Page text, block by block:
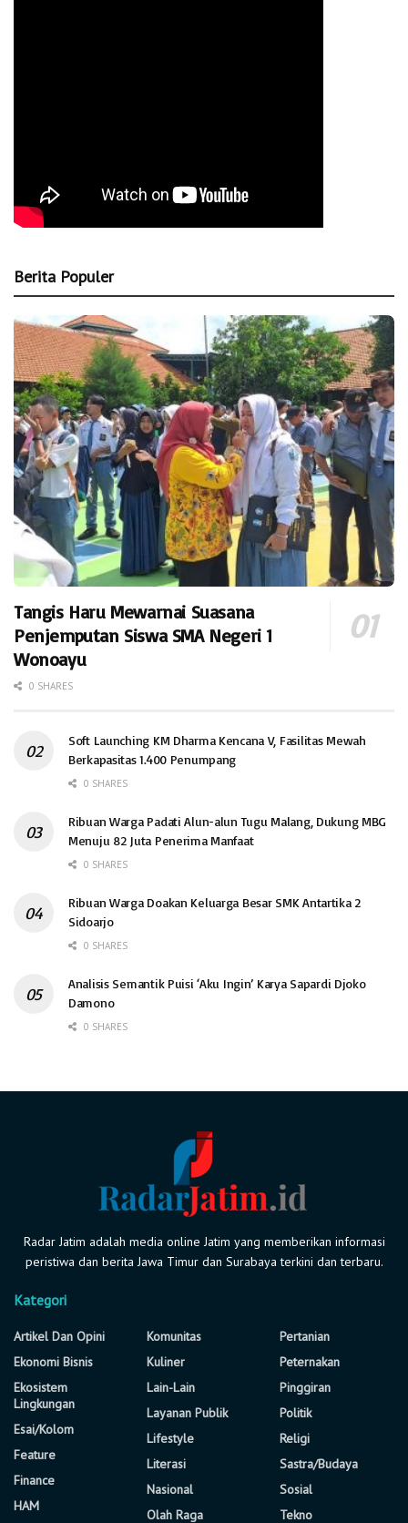
Berita Populer
Tangis Haru Mewarnai Suasana
Penjemputan Siswa SMA Negeri 1
Wonoayu
0 SHARES
Soft Launching KM Dharma Kencana V, Fasilitas Mewah
Berkapasitas 1.400 Penumpang
0 SHARES
Ribuan Warga Padati Alun-alun Tugu Malang, Dukung MBG
Menuju 82 Juta Penerima Manfaat
0 SHARES
Ribuan Warga Doakan Keluarga Besar SMK Antartika 2
Sidoarjo
0 SHARES
Analisis Semantik Puisi ‘Aku Ingin’ Karya Sapardi Djoko
Damono
0 SHARES
Radar Jatim adalah media online Jatim yang memberikan informasi
peristiwa dan berita Jawa Timur dan Surabaya terkini dan terbaru.
Kategori
Artikel Dan Opini
Ekonomi Bisnis
Ekosistem
Lingkungan
Esai/Kolom
Feature
Finance
HAM
Komunitas
Kuliner
Lain-Lain
Layanan Publik
Lifestyle
Literasi
Nasional
Olah Raga
Pertanian
Peternakan
Pinggiran
Politik
Religi
Sastra/Budaya
Sosial
Tekno